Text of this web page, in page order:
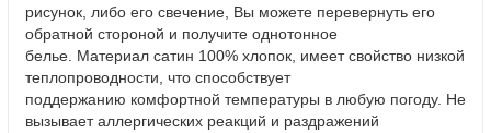
рисунок, либо его свечение, Вы можете перевернуть его
обратной стороной и получите однотонное
белье. Материал сатин 100% хлопок, имеет свойство низкой
теплопроводности, что способствует
поддержанию комфортной температуры в любую погоду. Не
вызывает аллергических реакций и раздражений